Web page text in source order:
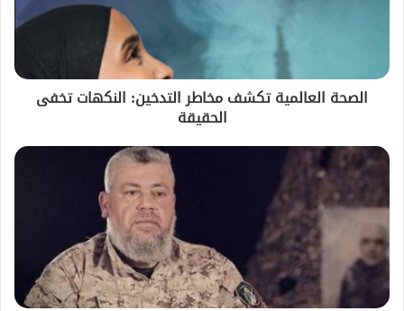
الصحة العالمية تكشف مخاطر التدخين: النكهات تخفى
الحقيقة